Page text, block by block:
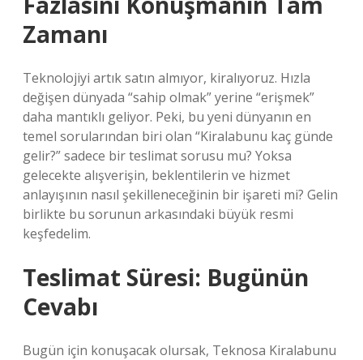
Zamanı
Teknolojiyi artık satın almıyor, kiralıyoruz. Hızla
değişen dünyada “sahip olmak” yerine “erişmek”
daha mantıklı geliyor. Peki, bu yeni dünyanın en
temel sorularından biri olan “Kiralabunu kaç günde
gelir?” sadece bir teslimat sorusu mu? Yoksa
gelecekte alışverişin, beklentilerin ve hizmet
anlayışının nasıl şekilleneceğinin bir işareti mi? Gelin
birlikte bu sorunun arkasındaki büyük resmi
keşfedelim.
Teslimat Süresi: Bugünün
Cevabı
Bugün için konuşacak olursak, Teknosa Kiralabunu